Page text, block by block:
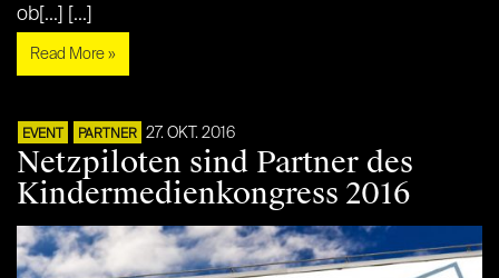
ob[...] [...]
Read More »
EVENT PARTNER 27. OKT. 2016
Netzpiloten sind Partner des
Kindermedienkongress 2016